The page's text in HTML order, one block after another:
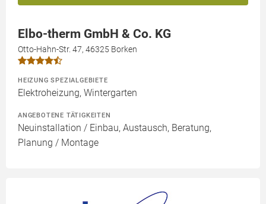
Elbo-therm GmbH & Co. KG
Otto-Hahn-Str. 47, 46325 Borken
HEIZUNG SPEZIALGEBIETE
Elektroheizung, Wintergarten
ANGEBOTENE TÄTIGKEITEN
Neuinstallation / Einbau, Austausch, Beratung,
Planung / Montage